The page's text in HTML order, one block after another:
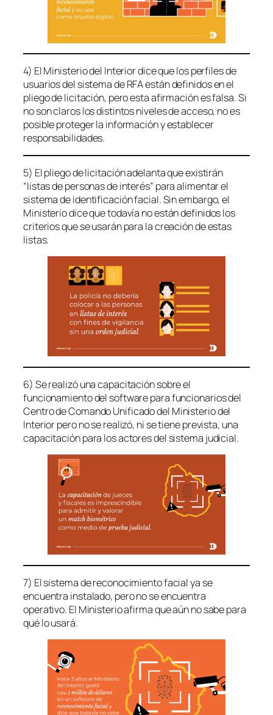
4) El Ministerio del Interior dice que los perfiles de
usuarios del sistema de RFA están definidos en el
pliego de licitación, pero esta afirmación es falsa. Si
no son claros los distintos niveles de acceso, no es
posible proteger la información y establecer
responsabilidades.
5) El pliego de licitación adelanta que existirán
“listas de personas de interés” para alimentar el
sistema de identificación facial. Sin embargo, el
Ministerio dice que todavía no están definidos los
criterios que se usarán para la creación de estas
listas.
6) Se realizó una capacitación sobre el
funcionamiento del software para funcionarios del
Centro de Comando Unificado del Ministerio del
Interior pero no se realizó, ni se tiene prevista, una
capacitación para los actores del sistema judicial.
7) El sistema de reconocimiento facial ya se
encuentra instalado, pero no se encuentra
operativo. El Ministerio afirma que aún no sabe para
qué lo usará.